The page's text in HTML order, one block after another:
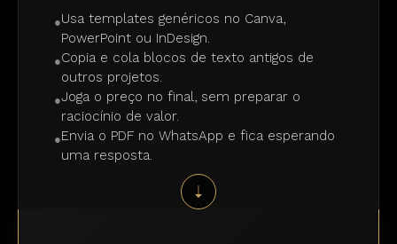
●Usa templates genéricos no Canva,
PowerPoint ou InDesign.
●Copia e cola blocos de texto antigos de
outros projetos.
●Joga o preço no final, sem preparar o
raciocínio de valor.
●Envia o PDF no WhatsApp e fica esperando
uma resposta.
➝